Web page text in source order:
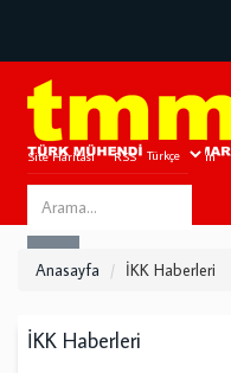
Site Haritası RSS Bize Ulaşın
Search
this
Anasayfa İKK Haberleri
İKK Haberleri